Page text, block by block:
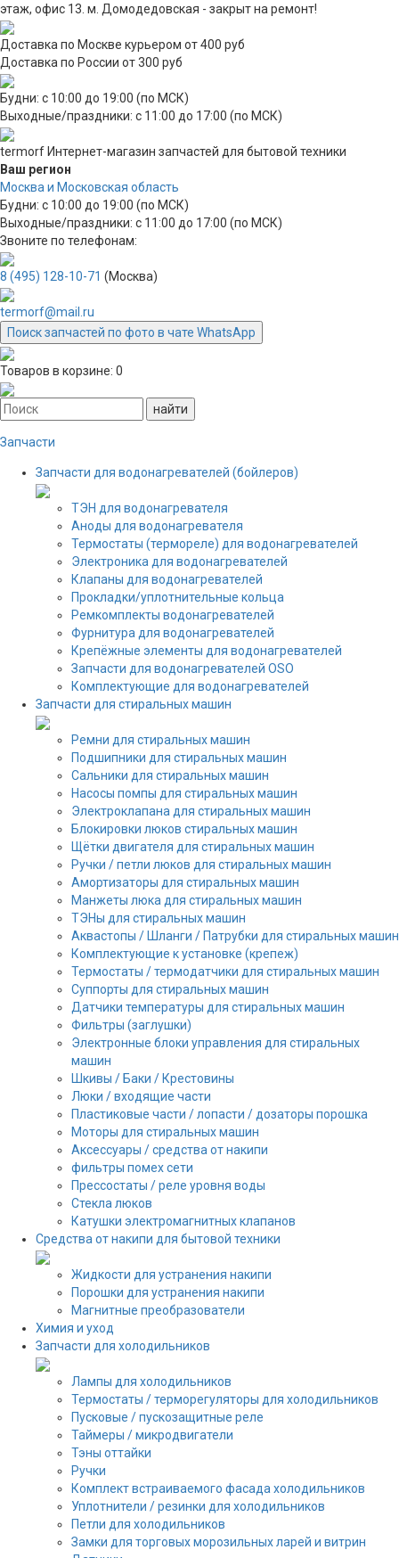
этаж, офис 13. м. Домодедовская - закрыт на ремонт!
Доставка по Москве курьером от 400 руб
Доставка по России от 300 руб
Будни: с 10:00 до 19:00 (по МСК)
Выходные/праздники: с 11:00 до 17:00 (по МСК)
termorf Интернет-магазин запчастей для бытовой техники
Ваш регион
Москва и Московская область
Будни: с 10:00 до 19:00 (по МСК)
Выходные/праздники: с 11:00 до 17:00 (по МСК)
Звоните по телефонам:
8 (495) 128-10-71 (Москва)
termorf@mail.ru
Поиск запчастей по фото в чате WhatsApp
Товаров в корзине: 0
Запчасти
Запчасти для водонагревателей (бойлеров)
ТЭН для водонагревателя
Аноды для водонагревателя
Термостаты (термореле) для водонагревателей
Электроника для водонагревателей
Клапаны для водонагревателей
Прокладки/уплотнительные кольца
Ремкомплекты водонагревателей
Фурнитура для водонагревателей
Крепёжные элементы для водонагревателей
Запчасти для водонагревателей OSO
Комплектующие для водонагревателей
Запчасти для стиральных машин
Ремни для стиральных машин
Подшипники для стиральных машин
Сальники для стиральных машин
Насосы помпы для стиральных машин
Электроклапана для стиральных машин
Блокировки люков стиральных машин
Щётки двигателя для стиральных машин
Ручки / петли люков для стиральных машин
Амортизаторы для стиральных машин
Манжеты люка для стиральных машин
ТЭНы для стиральных машин
Аквастопы / Шланги / Патрубки для стиральных машин
Комплектующие к установке (крепеж)
Термостаты / термодатчики для стиральных машин
Суппорты для стиральных машин
Датчики температуры для стиральных машин
Фильтры (заглушки)
Электронные блоки управления для стиральных
машин
Шкивы / Баки / Крестовины
Люки / входящие части
Пластиковые части / лопасти / дозаторы порошка
Моторы для стиральных машин
Аксессуары / средства от накипи
фильтры помех сети
Прессостаты / реле уровня воды
Стекла люков
Катушки электромагнитных клапанов
Средства от накипи для бытовой техники
Жидкости для устранения накипи
Порошки для устранения накипи
Магнитные преобразователи
Химия и уход
Запчасти для холодильников
Лампы для холодильников
Термостаты / терморегуляторы для холодильников
Пусковые / пускозащитные реле
Таймеры / микродвигатели
Тэны оттайки
Ручки
Комплект встраиваемого фасада холодильников
Уплотнители / резинки для холодильников
Петли для холодильников
Замки для торговых морозильных ларей и витрин